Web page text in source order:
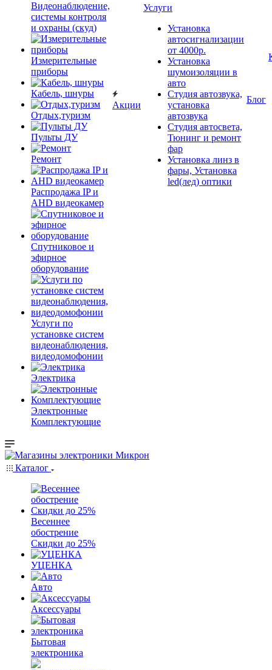
Видеонаблюдение,
системы контроля
и охраны (скуд)
Измерительные
приборы
Кабель, шнуры
Отдых,туризм
Пульты ДУ
Ремонт
Распродажа IP и
AHD видеокамер
Спутниковое и
эфирное
оборудование
Услуги по
установке систем
видеонаблюдения,
видеодомофонии
Электрика
Электронные
Комплектующие
Акции
Услуги
Установка
автосигнализации
от 4000р.
Установка
шумоизоляции в
авто
Студия автозвука,
установка
автозвука
Студия автосвета,
Тюнинг и ремонт
фар
Установка линз в
фары, Установка
led(лед) оптики
Блог
Каталог
Весеннее
обострение
Скидки до 25%
УЦЕНКА
Авто
Аксессуары
Бытовая
электроника